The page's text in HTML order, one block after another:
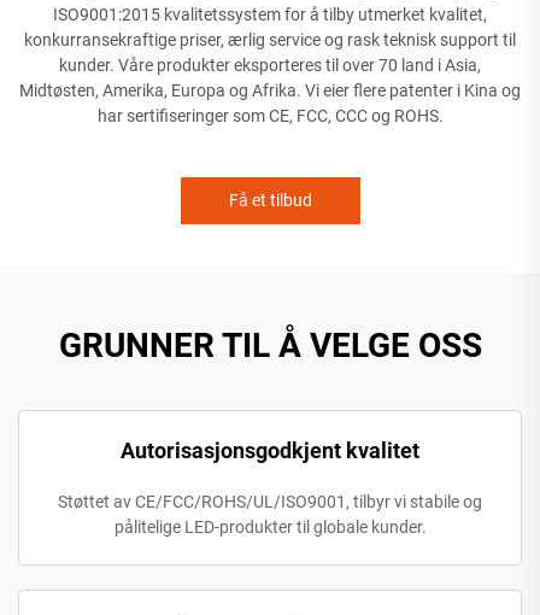
ISO9001:2015 kvalitetssystem for å tilby utmerket kvalitet,
konkurransekraftige priser, ærlig service og rask teknisk support til
kunder. Våre produkter eksporteres til over 70 land i Asia,
Midtøsten, Amerika, Europa og Afrika. Vi eier flere patenter i Kina og
har sertifiseringer som CE, FCC, CCC og ROHS.
Få et tilbud
GRUNNER TIL Å VELGE OSS
Autorisasjonsgodkjent kvalitet
Støttet av CE/FCC/ROHS/UL/ISO9001, tilbyr vi stabile og
pålitelige LED-produkter til globale kunder.